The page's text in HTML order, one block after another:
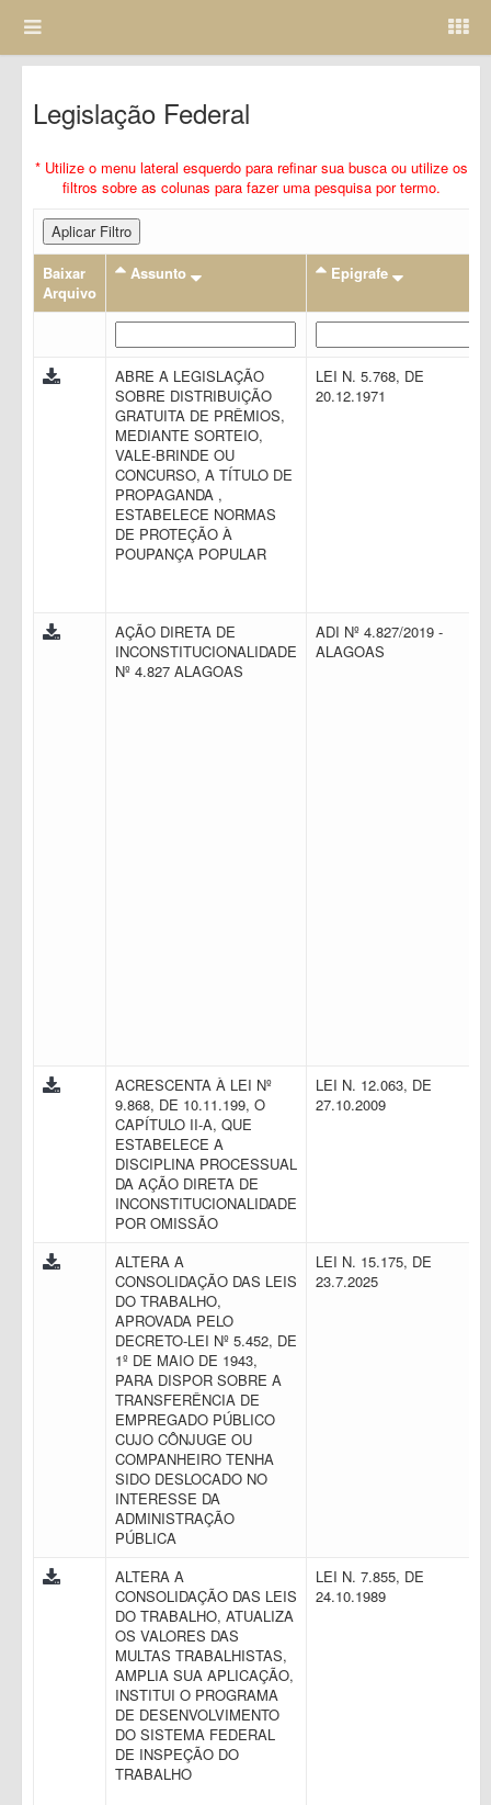
Legislação Federal
* Utilize o menu lateral esquerdo para refinar sua busca ou utilize os
filtros sobre as colunas para fazer uma pesquisa por termo.
Aplicar Filtro
Baixar
Arquivo
Assunto Epigrafe
ABRE A LEGISLAÇÃO
SOBRE DISTRIBUIÇÃO
GRATUITA DE PRÊMIOS,
MEDIANTE SORTEIO,
VALE-BRINDE OU
CONCURSO, A TÍTULO DE
PROPAGANDA ,
ESTABELECE NORMAS
DE PROTEÇÃO À
POUPANÇA POPULAR
LEI N. 5.768, DE
20.12.1971
AÇÃO DIRETA DE
INCONSTITUCIONALIDADE
Nº 4.827 ALAGOAS
ADI Nº 4.827/2019 -
ALAGOAS
ACRESCENTA À LEI Nº
9.868, DE 10.11.199, O
CAPÍTULO II-A, QUE
ESTABELECE A
DISCIPLINA PROCESSUAL
DA AÇÃO DIRETA DE
INCONSTITUCIONALIDADE
POR OMISSÃO
LEI N. 12.063, DE
27.10.2009
ALTERA A
CONSOLIDAÇÃO DAS LEIS
DO TRABALHO,
APROVADA PELO
DECRETO-LEI Nº 5.452, DE
1º DE MAIO DE 1943,
PARA DISPOR SOBRE A
TRANSFERÊNCIA DE
EMPREGADO PÚBLICO
CUJO CÔNJUGE OU
COMPANHEIRO TENHA
SIDO DESLOCADO NO
INTERESSE DA
ADMINISTRAÇÃO
PÚBLICA
LEI N. 15.175, DE
23.7.2025
ALTERA A
CONSOLIDAÇÃO DAS LEIS
DO TRABALHO, ATUALIZA
OS VALORES DAS
MULTAS TRABALHISTAS,
AMPLIA SUA APLICAÇÃO,
INSTITUI O PROGRAMA
DE DESENVOLVIMENTO
DO SISTEMA FEDERAL
DE INSPEÇÃO DO
TRABALHO
LEI N. 7.855, DE
24.10.1989